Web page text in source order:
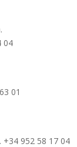
04
01
+34 952 58 17 04